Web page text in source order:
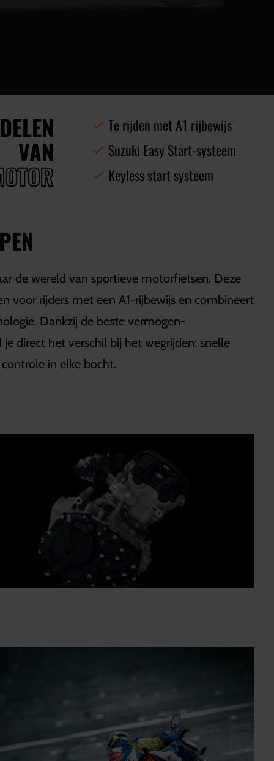
VAN
Te rijden met A1 rijbewijs
Suzuki Easy Start-systeem
Keyless start systeem
de wereld van sportieve motorfietsen. Deze
voor rijders met een A1-rijbewijs en combineert
Dankzij de beste vermogen-
direct het verschil bij het wegrijden: snelle
in elke bocht.